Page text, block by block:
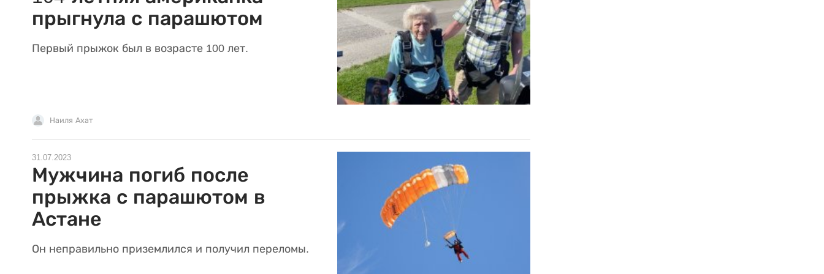
прыгнула с парашютом
Первый прыжок был в возрасте 100 лет.
Наиля Ахат
31.07.2023
Мужчина погиб после
прыжка с парашютом в
Астане
Он неправильно приземлился и получил переломы.